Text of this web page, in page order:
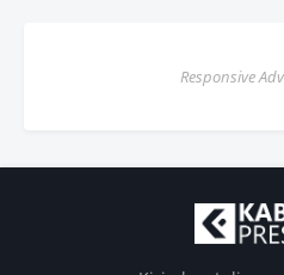
Responsive